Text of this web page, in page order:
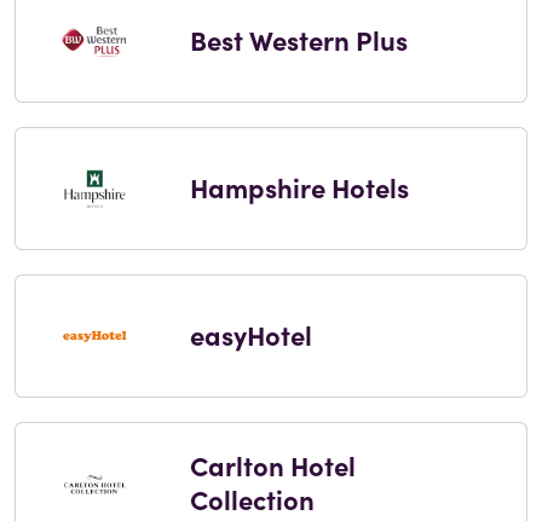
Best Western Plus
Hampshire Hotels
easyHotel
Carlton Hotel
Collection